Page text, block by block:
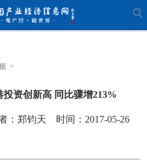
>
资创新高 同比骤增213%
：郑钧天 时间：2017-05-26